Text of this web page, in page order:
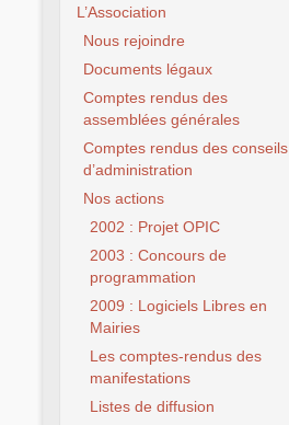
L’Association
Nous rejoindre
Documents légaux
Comptes rendus des
assemblées générales
Comptes rendus des conseils
d’administration
Nos actions
2002 : Projet OPIC
2003 : Concours de
programmation
2009 : Logiciels Libres en
Mairies
Les comptes-rendus des
manifestations
Listes de diffusion